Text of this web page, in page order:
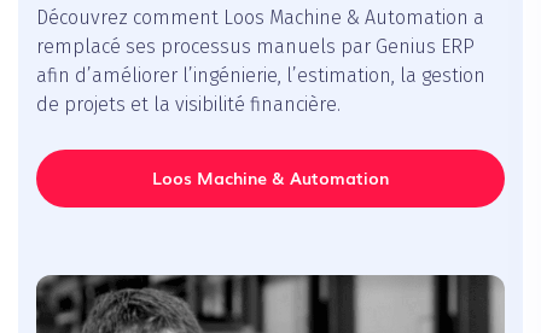
Découvrez comment Loos Machine & Automation a
remplacé ses processus manuels par Genius ERP
afin d’améliorer l’ingénierie, l’estimation, la gestion
de projets et la visibilité financière.
Loos Machine & Automation